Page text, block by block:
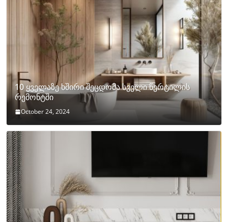
10 ყველაზე ხშირი შეცდომა სველი წერტილის
რემონტში
October 24, 2024